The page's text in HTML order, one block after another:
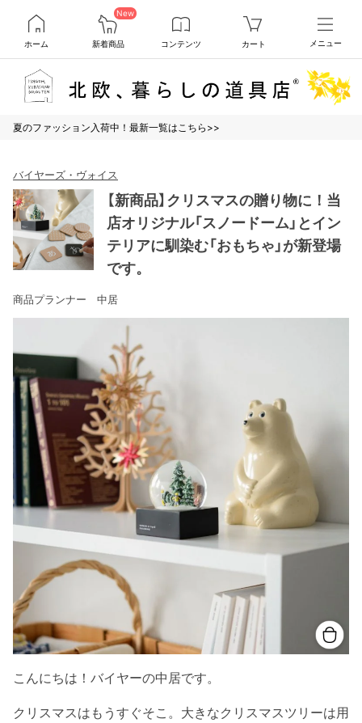
ホーム
New
新着商品 コンテンツ カート メニュー
夏のファッション入荷中！最新一覧はこちら>>
バイヤーズ・ヴォイス
【新商品】クリスマスの贈り物に！当
店オリジナル「スノードーム」とイン
テリアに馴染む「おもちゃ」が新登場
です。
商品プランナー 中居
こんにちは！バイヤーの中居です。
クリスマスはもうすぐそこ。大きなクリスマスツリーは用